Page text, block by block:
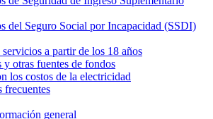
del Seguro Social por Incapacidad (SSDI)
a partir de los 18 años
y otras fuentes de fondos
los costos de la electricidad
frecuentes
general